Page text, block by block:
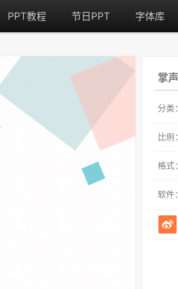
PPT教程 节日PPT 字体库
掌
分类：
比例：
格式：
软件：